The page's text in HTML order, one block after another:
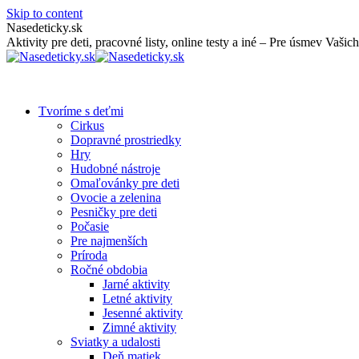
Skip to content
Nasedeticky.sk
Aktivity pre deti, pracovné listy, online testy a iné – Pre úsmev
Tvoríme s deťmi
Cirkus
Dopravné prostriedky
Hry
Hudobné nástroje
Omaľovánky pre deti
Ovocie a zelenina
Pesničky pre deti
Počasie
Pre najmenších
Príroda
Ročné obdobia
Jarné aktivity
Letné aktivity
Jesenné aktivity
Zimné aktivity
Sviatky a udalosti
Deň matiek